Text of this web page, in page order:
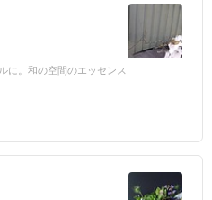
に。和の空間のエッセンス